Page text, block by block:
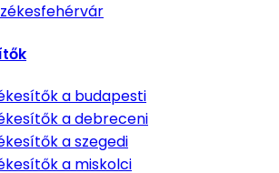
a budapesti
a debreceni
a szegedi
a miskolci